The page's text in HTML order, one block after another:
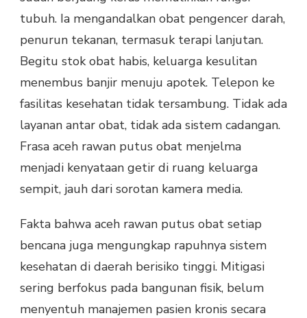
tubuh. Ia mengandalkan obat pengencer darah,
penurun tekanan, termasuk terapi lanjutan.
Begitu stok obat habis, keluarga kesulitan
menembus banjir menuju apotek. Telepon ke
fasilitas kesehatan tidak tersambung. Tidak ada
layanan antar obat, tidak ada sistem cadangan.
Frasa aceh rawan putus obat menjelma
menjadi kenyataan getir di ruang keluarga
sempit, jauh dari sorotan kamera media.
Fakta bahwa aceh rawan putus obat setiap
bencana juga mengungkap rapuhnya sistem
kesehatan di daerah berisiko tinggi. Mitigasi
sering berfokus pada bangunan fisik, belum
menyentuh manajemen pasien kronis secara